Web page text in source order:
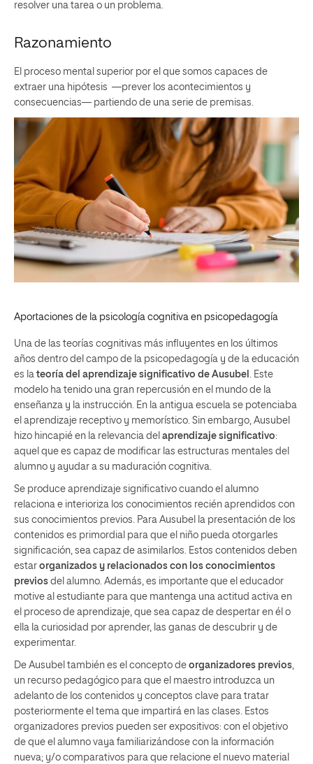
resolver una tarea o un problema.
Razonamiento
El proceso mental superior por el que somos capaces de
extraer una hipótesis —prever los acontecimientos y
consecuencias— partiendo de una serie de premisas.
Aportaciones de la psicología cognitiva en psicopedagogía
Una de las teorías cognitivas más influyentes en los últimos
años dentro del campo de la psicopedagogía y de la educación
es la teoría del aprendizaje significativo de Ausubel . Este
modelo ha tenido una gran repercusión en el mundo de la
enseñanza y la instrucción. En la antigua escuela se potenciaba
el aprendizaje receptivo y memorístico. Sin embargo, Ausubel
hizo hincapié en la relevancia del aprendizaje significativo:
aquel que es capaz de modificar las estructuras mentales del
alumno y ayudar a su maduración cognitiva.
Se produce aprendizaje significativo cuando el alumno
relaciona e interioriza los conocimientos recién aprendidos con
sus conocimientos previos. Para Ausubel la presentación de los
contenidos es primordial para que el niño pueda otorgarles
significación, sea capaz de asimilarlos. Estos contenidos deben
estar organizados y relacionados con los conocimientos
previos del alumno. Además, es importante que el educador
motive al estudiante para que mantenga una actitud activa en
el proceso de aprendizaje, que sea capaz de despertar en él o
ella la curiosidad por aprender, las ganas de descubrir y de
experimentar.
De Ausubel también es el concepto de organizadores previos,
un recurso pedagógico para que el maestro introduzca un
adelanto de los contenidos y conceptos clave para tratar
posteriormente el tema que impartirá en las clases. Estos
organizadores previos pueden ser expositivos: con el objetivo
de que el alumno vaya familiarizándose con la información
nueva; y/o comparativos para que relacione el nuevo material